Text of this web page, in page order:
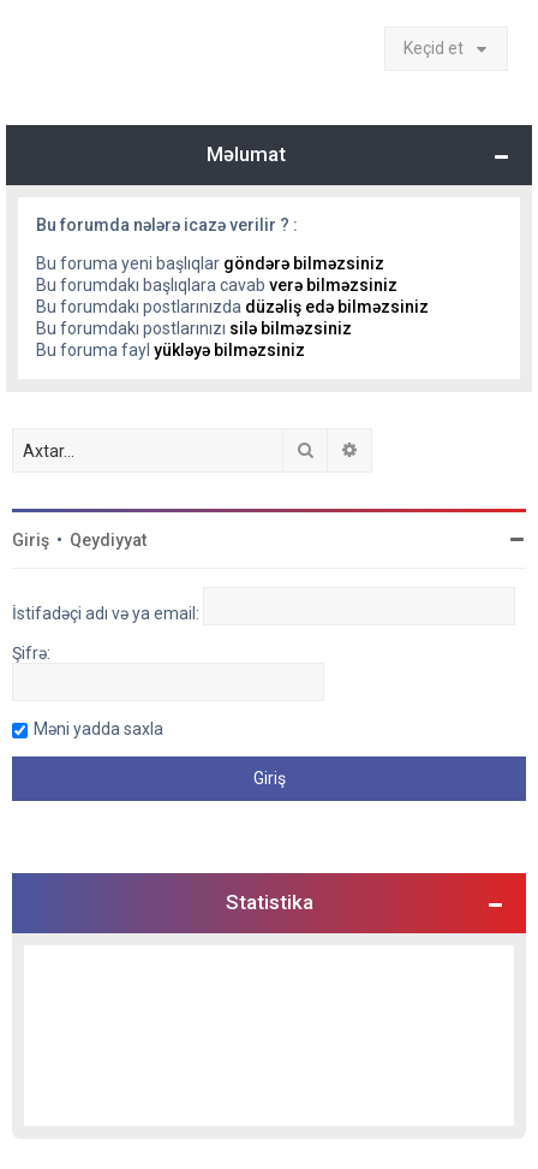
Keçid et
Məlumat
Bu forumda nələrə icazə verilir ? :
Bu foruma yeni başlıqlar göndərə bilməzsiniz
Bu forumdakı başlıqlara cavab verə bilməzsiniz
Bu forumdakı postlarınızda düzəliş edə bilməzsiniz
Bu forumdakı postlarınızı silə bilməzsiniz
Bu foruma fayl yükləyə bilməzsiniz
Axtar
Giriş • Qeydiyyat
İstifadəçi adı və ya email:
Şifrə:
Məni yadda saxla
Statistika